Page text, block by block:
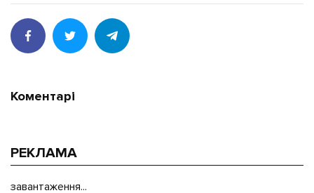
Коментарі
РЕКЛАМА
завантаження...